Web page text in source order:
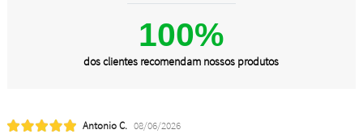
100%
dos clientes recomendam nossos produtos
Antonio C. 08/06/2026